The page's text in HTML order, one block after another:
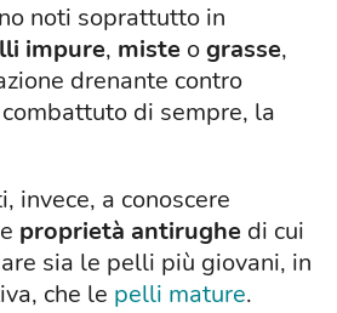
noti soprattutto in
impure, miste ograsse,
drenante contro
di sempre, la
invece, a conoscere
proprietà antirughe di cui
sia le pelli più giovani, in
che le pelli mature.